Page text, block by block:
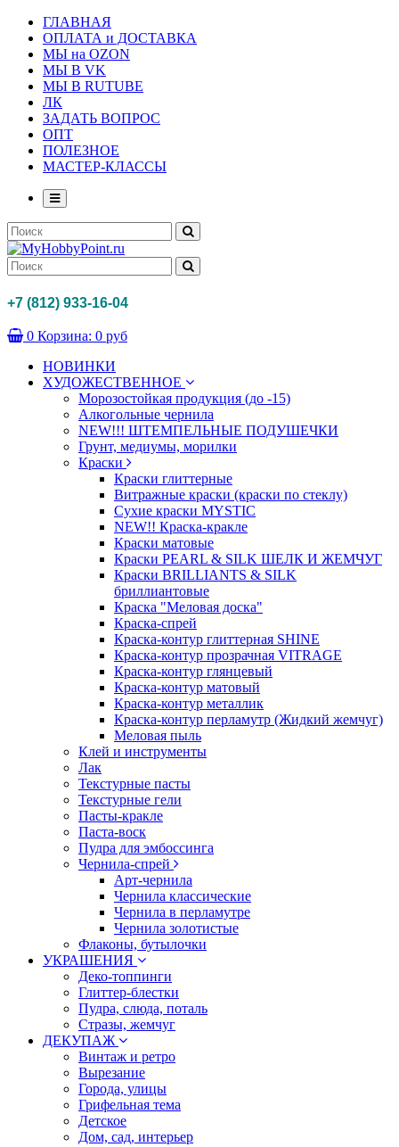
ГЛАВНАЯ
ОПЛАТА и ДОСТАВКА
МЫ на OZON
МЫ В VK
МЫ В RUTUBE
ЛК
ЗАДАТЬ ВОПРОС
ОПТ
ПОЛЕЗНОЕ
МАСТЕР-КЛАССЫ
+7 (812) 933-16-04
0 Корзина: 0 руб
НОВИНКИ
ХУДОЖЕСТВЕННОЕ
Морозостойкая продукция (до -15)
Алкогольные чернила
NEW!!! ШТЕМПЕЛЬНЫЕ ПОДУШЕЧКИ
Грунт, медиумы, морилки
Краски
Краски глиттерные
Витражные краски (краски по стеклу)
Сухие краски MYSTIC
NEW!! Краска-кракле
Краски матовые
Краски PEARL & SILK ШЕЛК И ЖЕМЧУГ
Краски BRILLIANTS & SILK
бриллиантовые
Краска "Меловая доска"
Краска-спрей
Краска-контур глиттерная SHINE
Краска-контур прозрачная VITRAGE
Краска-контур глянцевый
Краска-контур матовый
Краска-контур металлик
Краска-контур перламутр (Жидкий жемчуг)
Меловая пыль
Клей и инструменты
Лак
Текстурные пасты
Текстурные гели
Пасты-кракле
Паста-воск
Пудра для эмбоссинга
Чернила-спрей
Арт-чернила
Чернила классические
Чернила в перламутре
Чернила золотистые
Флаконы, бутылочки
УКРАШЕНИЯ
Деко-топпинги
Глиттер-блестки
Пудра, слюда, поталь
Стразы, жемчуг
ДЕКУПАЖ
Винтаж и ретро
Вырезание
Города, улицы
Грифельная тема
Детское
Дом, сад, интерьер